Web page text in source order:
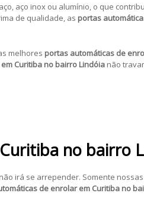
aço inox ou alumínio, o que
de qualidade, as portas
melhores portas automáticas de
Curitiba no bairro Lindóia não
no bairro
irá se arrepender. Somente nossas
de enrolar em Curitiba no